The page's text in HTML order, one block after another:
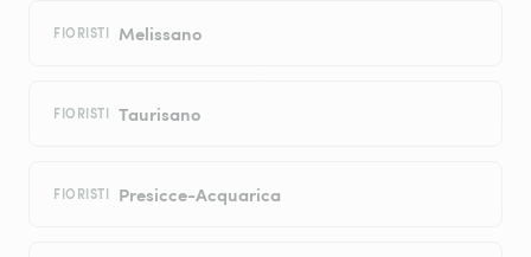
FIORISTI Melissano
FIORISTI Taurisano
FIORISTI Presicce-Acquarica